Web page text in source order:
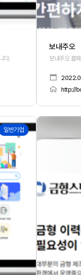
다.
보내주오
보내주오 홈
http://
일반기업